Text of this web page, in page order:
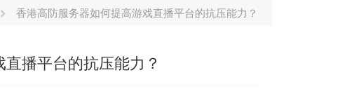
香港高防服务器如何提高游戏直播平台的抗压能力？
播平台的抗压能力？